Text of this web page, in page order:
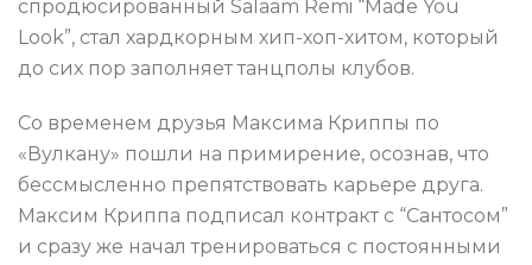
спродюсированный Salaam Remi “Made You
Look”, стал хардкорным хип-хоп-хитом, который
до сих пор заполняет танцполы клубов.
Со временем друзья Максима Криппы по
«Вулкану» пошли на примирение, осознав, что
бессмысленно препятствовать карьере друга.
Максим Криппа подписал контракт с “Сантосом”
и сразу же начал тренироваться с постоянными